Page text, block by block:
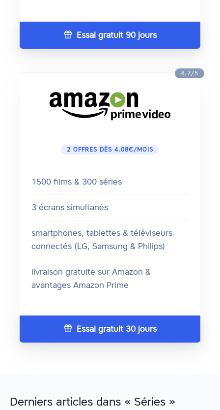
Essai gratuit 90 jours
4.7/5
2 OFFRES DÈS 4.08€/MOIS
1500 films & 300 séries
3 écrans simultanés
smartphones, tablettes & téléviseurs
connectés (LG, Samsung & Philips)
livraison gratuite sur Amazon &
avantages Amazon Prime
Essai gratuit 30 jours
Derniers articles dans « Séries »